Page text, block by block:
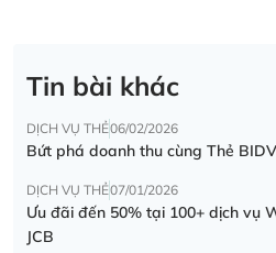
Tin bài khác
DỊCH VỤ THẺ06/02/2026
Bứt phá doanh thu cùng Thẻ
DỊCH VỤ THẺ07/01/2026
Ưu đãi đến 50% tại 100+ dịch vụ
JCB